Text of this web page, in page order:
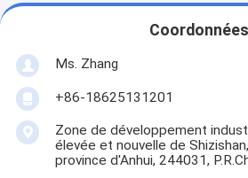
Coordonnées
Ms. Zhang
+86-18625131201
Zone de développement
élevée et nouvelle de
province d'Anhui, 244031,